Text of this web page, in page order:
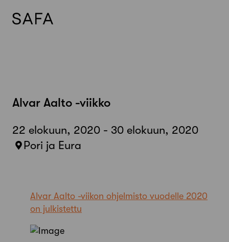
Alvar Aalto -viikko
22 elokuun, 2020 - 30 elokuun, 2020
Pori ja Eura
Alvar Aalto -viikon ohjelmisto vuodelle 2020
on julkistettu